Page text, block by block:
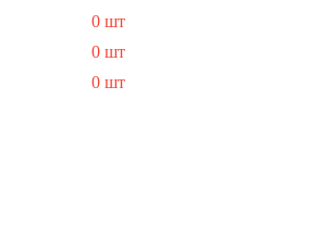
0 шт
0 шт
0 шт